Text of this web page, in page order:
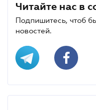
Читайте нас в
Подпишитесь, чтоб
новостей.